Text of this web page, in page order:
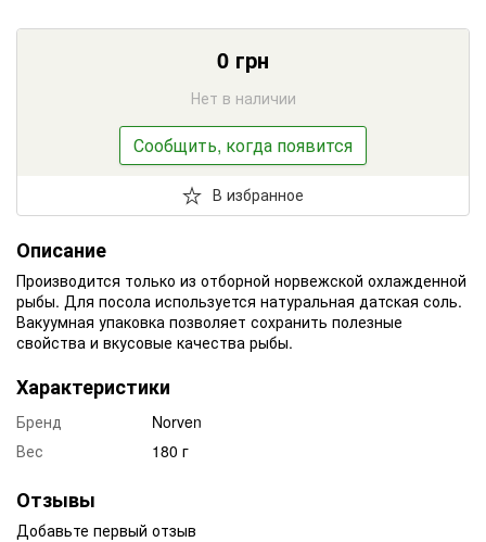
0 грн
Нет в наличии
Сообщить, когда появится
В избранное
Описание
Производится только из отборной норвежской охлажденной
рыбы. Для посола используется натуральная датская соль.
Вакуумная упаковка позволяет сохранить полезные
свойства и вкусовые качества рыбы.
Характеристики
Бренд
Norven
Вес
180 г
Отзывы
Добавьте первый отзыв